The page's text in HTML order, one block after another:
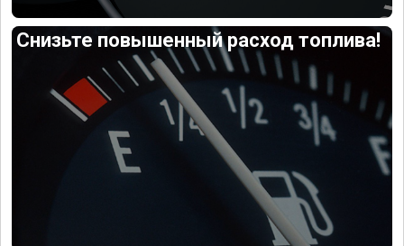
Снизьте повышенный расход топлива!